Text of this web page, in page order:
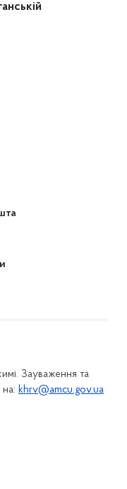
Зауваження та
khrv@amcu.gov.ua